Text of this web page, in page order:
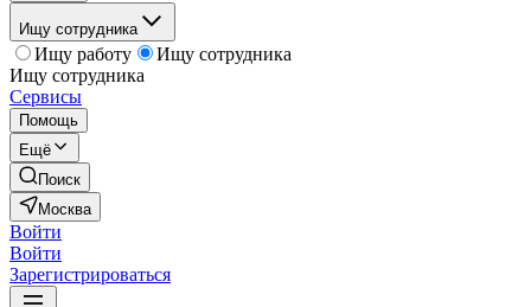
Ищу сотрудника
Ищу работу
Ищу сотрудника
Ищу сотрудника
Сервисы
Помощь
Ещё
Поиск
Москва
Войти
Войти
Зарегистрироваться